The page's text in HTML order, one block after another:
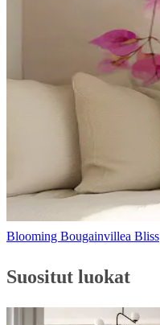
Blooming Bougainvillea Bliss
Suositut luokat